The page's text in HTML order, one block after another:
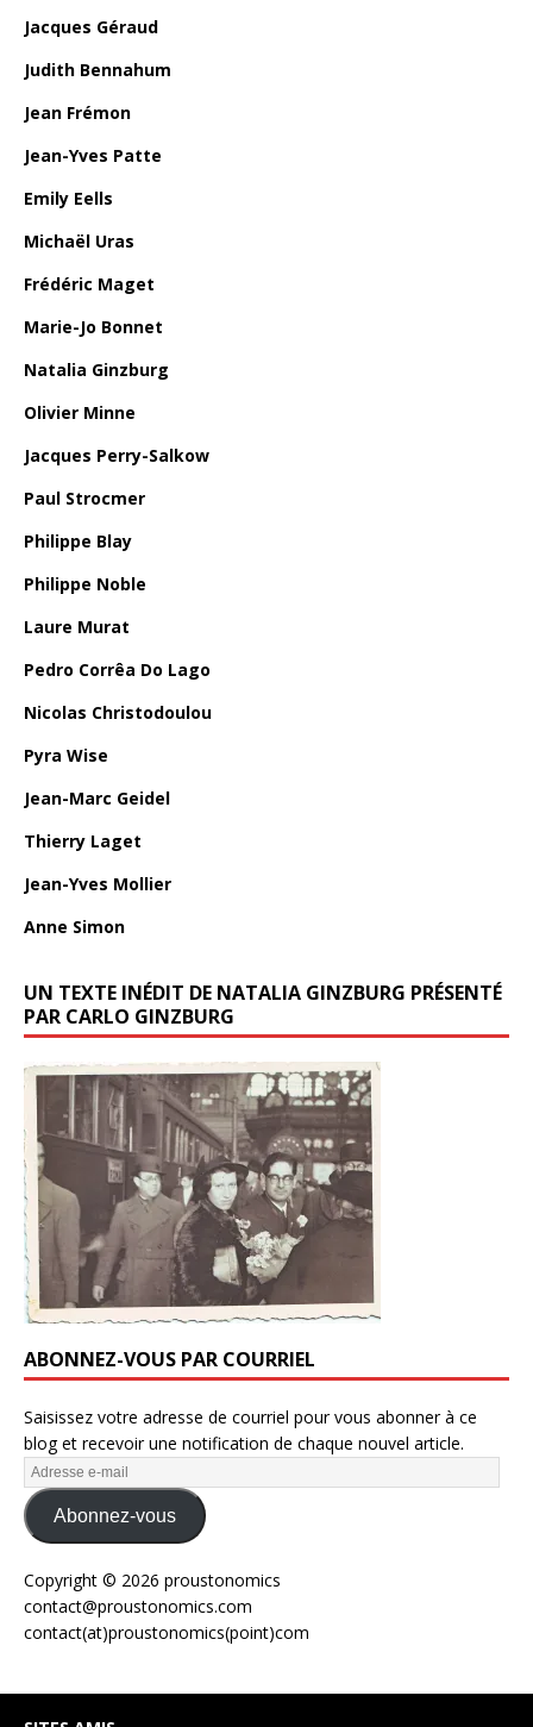
Jacques Géraud
Judith Bennahum
Jean Frémon
Jean-Yves Patte
Emily Eells
Michaël Uras
Frédéric Maget
Marie-Jo Bonnet
Natalia Ginzburg
Olivier Minne
Jacques Perry-Salkow
Paul Strocmer
Philippe Blay
Philippe Noble
Laure Murat
Pedro Corrêa Do Lago
Nicolas Christodoulou
Pyra Wise
Jean-Marc Geidel
Thierry Laget
Jean-Yves Mollier
Anne Simon
UN TEXTE INÉDIT DE NATALIA GINZBURG PRÉSENTÉ
PAR CARLO GINZBURG
ABONNEZ-VOUS PAR COURRIEL
Saisissez votre adresse de courriel pour vous abonner à ce
blog et recevoir une notification de chaque nouvel article.
Abonnez-vous
Copyright © 2026 proustonomics
contact@proustonomics.com
contact(at)proustonomics(point)com